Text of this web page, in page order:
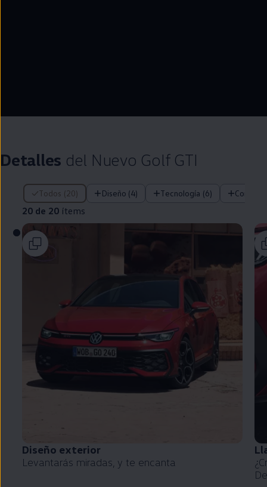
Detalles del Nuevo Golf GTI
Todos (20) Diseño (4) Tecnología (6) Confort
20 de 20 ítems
20 de 20 ítems
Diseño exterior
Levantarás miradas, y te encanta